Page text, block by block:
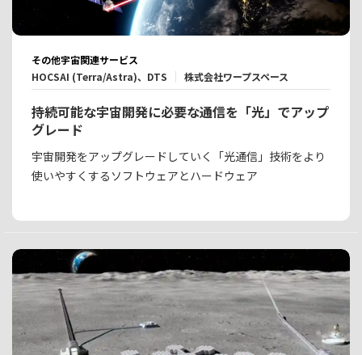
その他宇宙関連サービス
HOCSAI (Terra/Astra)、DTS
株式会社ワープスペース
持続可能な宇宙開発に必要な通信を「光」でアップ
グレード
宇宙開発をアップグレードしていく「光通信」技術をより
使いやすくするソフトウェアとハードウェア